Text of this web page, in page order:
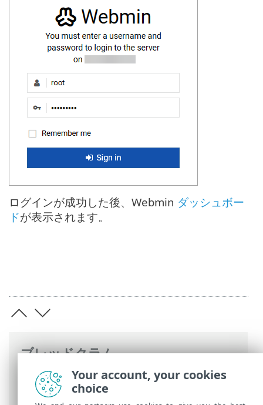
ブレッドクラム
ESETオンラインヘルプ>ESET PROTECT
On-Prem
>Webmin管理インターフェイス
ログインが成功した後、Webmin ダッシュボー
ドが表示されます。
Your account, your cookies
choice